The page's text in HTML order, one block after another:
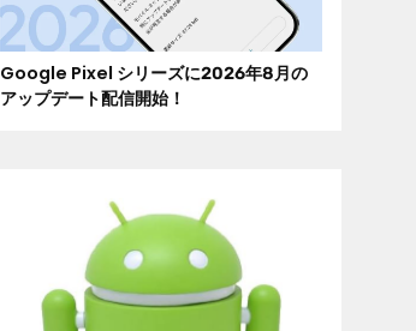
Google Pixel シリーズに2026年8月の
アップデート配信開始！